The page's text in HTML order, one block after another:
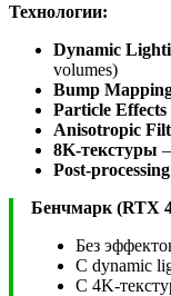
Технологии:
Dynamic
volumes)
Bump
Particle Effects
Anisotropic
8K-текстуры
Post-processing
Бенчмарк (RTX
Без
С dynamic
С 4K-